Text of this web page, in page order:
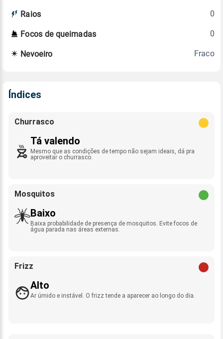
Raios 0
Focos de queimadas 0
Nevoeiro Fraco
Índices
Churrasco
Tá valendo
Mesmo que as condições de tempo não sejam ideais, dá pra
aproveitar o churrasco.
Mosquitos
Baixo
Baixa probabilidade de presença de mosquitos. Evite focos de
água parada nas áreas externas.
Frizz
Alto
Ar úmido e instável. O frizz tende a aparecer ao longo do dia.